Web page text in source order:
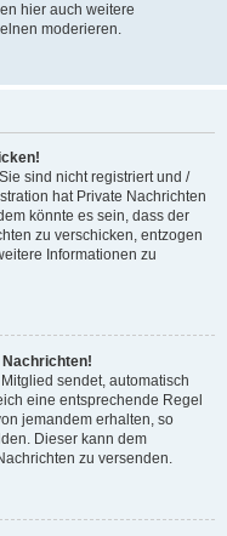
hier auch weitere
moderieren.
sind nicht registriert und /
hat Private Nachrichten
könnte es sein, dass der
zu verschicken, entzogen
Informationen zu
sendet, automatisch
eine entsprechende Regel
jemandem erhalten, so
Dieser kann dem
zu versenden.